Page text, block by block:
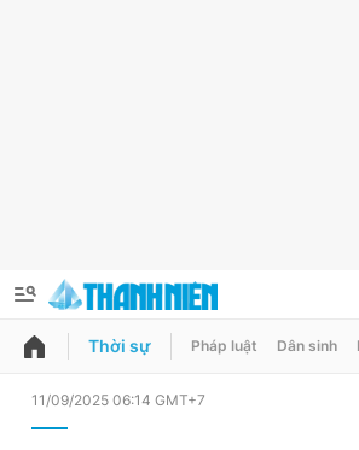
QUẢNG CÁO
Thời sự Pháp luật Dân sinh
11/09/2025 06:14 GMT+7